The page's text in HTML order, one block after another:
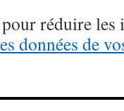
réduire les
données de